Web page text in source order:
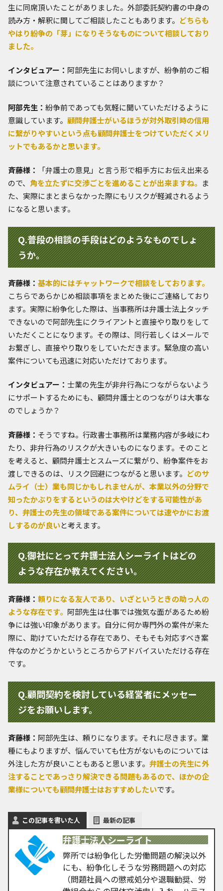
生に同席頂いたことがありました。外部委託契約書の中身の
読み方・解釈に関してご相談したこともあります。 どちらも
やはり紛争の「芽」になりそうなものについて相談しており
ました。
インタビュアー： 阿部先生にお伺いしますが、紛争前のご相
談について注意されていることはありますか？
阿部先生： 紛争前であっても気軽に聞いていただけるように
意識しています。 顧問弁護士がいるほうが対外取引時の信用
に繋がりやすいという点も顧問弁護士をつけていただくメリ
ットでもあるかと思います。
斉藤様：
「弁護士の意見」と言う形で相手方にお伝え出来る
ので、 角を立たずに交渉ごとを進めることが出来ますね。 ま
た、実際にまとまらなかった際にもリスクが軽減されるよう
になると思います。
Q.普段の相談の手段はどのようなものでしょ
うか。
斉藤様： 基本的にはチャットワークで相談をしております。
こちらであらかじめ相談事項をまとめた後にご連絡しており
ます。実際に紛争化した際は、当事務所は弁護士法上タッチ
できないので阿部先生にクライアントと直接やり取りをして
いただくことになります。その際は、同行若しくはメールで
お繋ぎし、直接やり取りをしていただきます。緊急度の高い
案件についても迅速に対応いただけております。
インタビュアー： 士業の先生が非弁行為につながらないよう
にサポートするためにも、顧問弁護士とのつながりは大事な
のでしょうか？
斉藤様： そうですね。行政書士事務所は業務内容が多岐にわ
たり、非弁行為のリスクが大きいものになります。そのこと
を考えると、顧問弁護士とスムーズに繋がり、紛争案件をお
渡しできるのは、リスク回避につながると思います。 どのサ
ムライ（士）業も同じかもしれませんが、本業以外の分野で
知ったかぶりをするというのは大やけどをする可能性があ
り、弁護士の先生の領域である案件については速やかにお渡
しするのが良いと考えます。
Q.御社にとって弁護士法人シーライトはどの
ような存在か教えてください。
斉藤様： 頼りになる友人であり、いざというときの助っ人の
ような存在です。 阿部先生は仕事では強気な面があるため紛
争には強い印象があります。自分に何か専門外の案件が来た
際に、助けていただける存在であり、そもそも対応すべき案
件なのかどうかというところからアドバイスいただける存在
です。
Q.顧問契約を検討している経営者にメッセー
ジをお願いします。
斉藤様： 阿部先生は、頼りになります。それに尽きます。業
種にもよりますが、悩んでいても仕方がないものについては
外注した方が良いこともあると思います。 弁護士の先生に外
注することであっさり解決できる問題もあるので、ほかの企
業様についても顧問弁護士はおすすめしたいです。
この記事を書いた人 最新の記事
弁護士法人シーライト
弊所では紛争化した労働問題の解決以外
にも、紛争化しそうな労務問題への対応
（問題社員への懲戒処分や退職勧奨、労